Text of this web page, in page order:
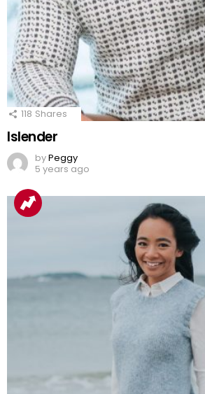
118 Shares
Islender
byPeggy
5 years ago